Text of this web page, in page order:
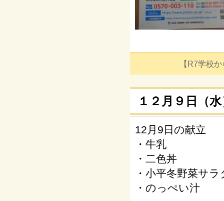
【R7学校
１２月９日（
12月9日の献立
・牛乳
・二色丼
・小平冬野菜サラ
・のっぺい汁